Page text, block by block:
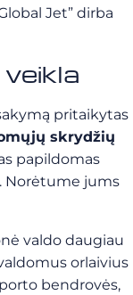
Jet” dirba
veikla
pritaikytas
skrydžių
papildomas
Norėtume jums
valdo daugiau
orlaivius
bendrovės,